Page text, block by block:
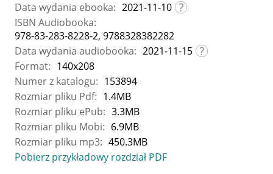
Data wydania ebooka: 2021-11-10
ISBN Audiobooka:
978-83-283-8228-2, 9788328382282
Data wydania audiobooka: 2021-11-15
Format: 140x208
Numer z katalogu: 153894
Rozmiar pliku Pdf: 1.4MB
Rozmiar pliku ePub: 3.3MB
Rozmiar pliku Mobi: 6.9MB
Rozmiar pliku mp3: 450.3MB
Pobierz przykładowy rozdział PDF